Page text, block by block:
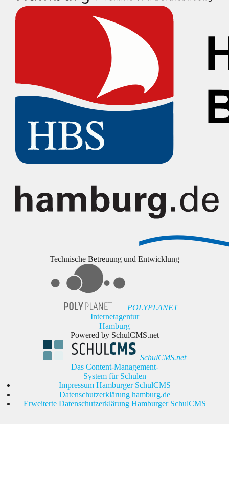
Technische Betreuung und Entwicklung
POLYPLANET
Internetagentur
Hamburg
Powered by SchulCMS.net
SchulCMS.net
Das Content-Management-
System für Schulen
Impressum Hamburger SchulCMS
Datenschutzerklärung hamburg.de
Erweiterte Datenschutzerklärung Hamburger SchulCMS